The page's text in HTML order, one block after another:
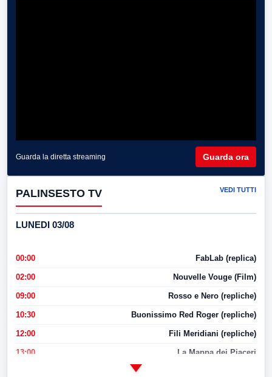
Guarda la diretta streaming Guarda ora
PALINSESTO TV VEDI TUTTI
LUNEDI 03/08
00:00 FabLab (replica)
02:00 Nouvelle Vouge (Film)
09:00 Rosso e Nero (repliche)
10:30 Buonissimo Red Roger (repliche)
12:00 Fili Meridiani (repliche)
13:00 La Mappa dei Piaceri